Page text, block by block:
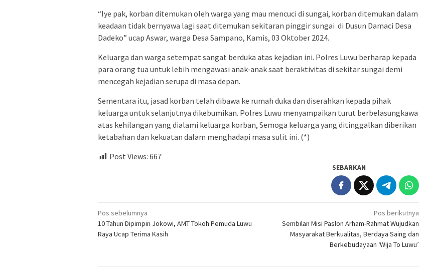
“Iye pak, korban ditemukan oleh warga yang mau mencuci di sungai, korban ditemukan dalam
keadaan tidak bernyawa lagi saat ditemukan sekitaran pinggir sungai di Dusun Damaci Desa
Dadeko” ucap Aswar, warga Desa Sampano, Kamis, 03 Oktober 2024.
Keluarga dan warga setempat sangat berduka atas kejadian ini. Polres Luwu berharap kepada
para orang tua untuk lebih mengawasi anak-anak saat beraktivitas di sekitar sungai demi
mencegah kejadian serupa di masa depan.
Sementara itu, jasad korban telah dibawa ke rumah duka dan diserahkan kepada pihak
keluarga untuk selanjutnya dikebumikan. Polres Luwu menyampaikan turut berbelasungkawa
atas kehilangan yang dialami keluarga korban, Semoga keluarga yang ditinggalkan diberikan
ketabahan dan kekuatan dalam menghadapi masa sulit ini. (*)
Post Views: 667
SEBARKAN
Navigasi
pos
Pos sebelumnya
10 Tahun Dipimpin Jokowi, AMT Tokoh Pemuda Luwu
Raya Ucap Terima Kasih
Pos berikutnya
Sembilan Misi Paslon Arham-Rahmat Wujudkan
Masyarakat Berkualitas, Berdaya Saing dan
Berkebudayaan ‘Wija To Luwu’